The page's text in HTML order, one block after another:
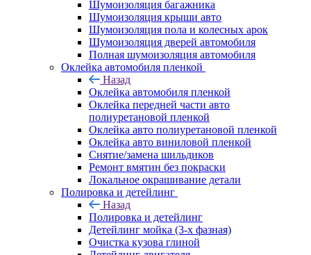
Шумоизоляция багажника
Шумоизоляция крыши авто
Шумоизоляция пола и колесных арок
Шумоизоляция дверей автомобиля
Полная шумоизоляция автомобиля
Оклейка автомобиля пленкой
Назад
Оклейка автомобиля пленкой
Оклейка передней части авто
полиуретановой пленкой
Оклейка авто полиуретановой пленкой
Оклейка авто виниловой пленкой
Снятие/замена шильдиков
Ремонт вмятин без покраски
Локальное окрашивание детали
Полировка и детейлинг
Назад
Полировка и детейлинг
Детейлинг мойка (3-х фазная)
Очистка кузова глиной